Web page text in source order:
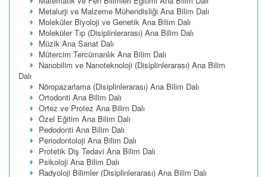
Metalurji ve Malzeme Mühendisliği Ana Bilim Dalı
Moleküler Biyoloji ve Genetik Ana Bilim Dalı
Moleküler Tıp (Disiplinlerarası) Ana Bilim Dalı
Müzik Ana Sanat Dalı
Mütercim Tercümanlık Ana Bilim Dalı
Nanobilim ve Nanoteknoloji (Disiplinlerarası) Ana Bilim
Dalı
Nöropazarlama (Disiplinlerarası) Ana Bilim Dalı
Ortodonti Ana Bilim Dalı
Ortez ve Protez Ana Bilim Dalı
Özel Eğitim Ana Bilim Dalı
Pedodonti Ana Bilim Dalı
Periodontoloji Ana Bilim Dalı
Protetik Diş Tedavi Ana Bilim Dalı
Psikoloji Ana Bilim Dalı
Radyoloji Bilimler (Disiplinlerarası) Ana Bilim Dalı